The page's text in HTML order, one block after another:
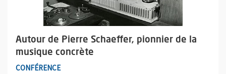
Autour de Pierre Schaeffer, pionnier de la
musique concrète
CONFÉRENCE